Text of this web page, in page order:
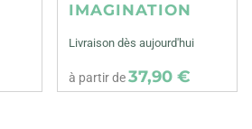
IMAGINATION
Livraison dès aujourd'hui
à partir de37,90 €